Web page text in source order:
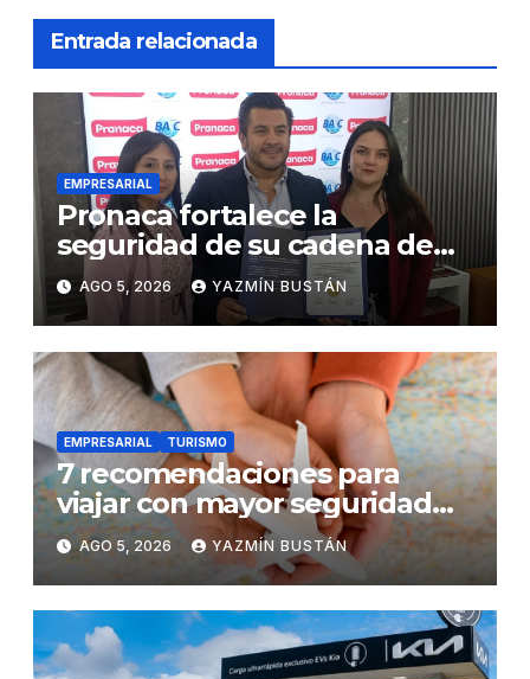
Entrada relacionada
EMPRESARIAL
Pronaca fortalece la
seguridad de su cadena de
suministro con certificación
BASC en dos plantas
AGO 5, 2026 YAZMÍN BUSTÁN
EMPRESARIAL TURISMO
7 recomendaciones para
viajar con mayor seguridad
dentro y fuera del Ecuador
AGO 5, 2026 YAZMÍN BUSTÁN